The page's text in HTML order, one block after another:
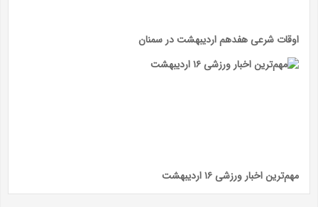
اوقات شرعی هفدهم اردیبهشت در سمنان
مهم‌ترین اخبار ورزشی ۱۶ اردیبهشت